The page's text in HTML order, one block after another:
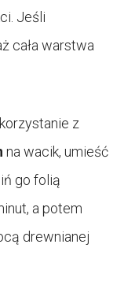
Jeśli
cała warstwa
z
na wacik, umieść
go folią
a potem
drewnianej